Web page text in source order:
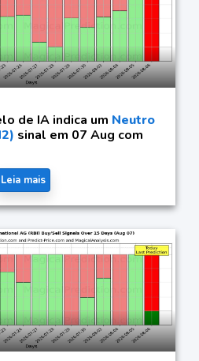
de IA indica um Neutro
sinal em 07 Aug com
Leia mais